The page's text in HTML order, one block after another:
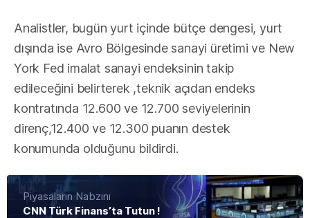
Analistler, bugün yurt içinde bütçe dengesi, yurt
dışında ise Avro Bölgesinde sanayi üretimi ve New
York Fed imalat sanayi endeksinin takip
edileceğini belirterek ,teknik açıdan endeks
kontratında 12.600 ve 12.700 seviyelerinin
direnç,12.400 ve 12.300 puanın destek
konumunda olduğunu bildirdi.
Piyasaların Nabzını
CNN Türk Finans’ta Tutun !